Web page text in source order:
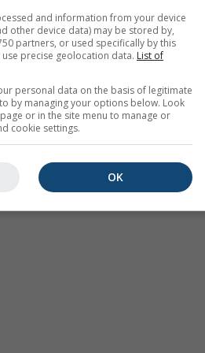
ou froides (zones bleues).
les stations météorologiques
and information from your device
other device data) may be stored by,
partners, or used specifically by this
precise geolocation data. List of
personal data on the basis of legitimate
by managing your options below. Look
or in the site menu to manage or
cookie settings.
OK